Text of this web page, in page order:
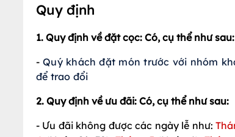
Quy định
1. Quy định về đặt cọc: Có, cụ thể như sau:
-Quý khách đặt món trước với nhóm
để trao đổi
2. Quy định về ưu đãi: Có, cụ thể như sau:
- Ưu đãi không được các ngày lễ như: